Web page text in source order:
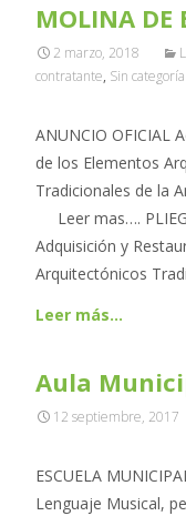
MOLINA DE
2 marzo, 2018
contratante, Sin categoría
ANUNCIO OFICIAL
de los Elementos
Tradicionales de la
Leer mas….
Adquisición y
Arquitectónicos
Leer más…
Aula
12 septiembre, 2017
ESCUELA
Lenguaje Musical,